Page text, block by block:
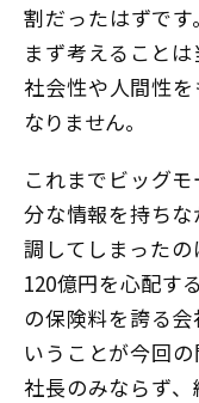
割だったはずで
まず考えること
社会性や人間性
なりません。
これまでビッグ
分な情報を持ち
調してしまったの
120億円を心配す
の保険料を誇る
いうことが今回
社長のみならず